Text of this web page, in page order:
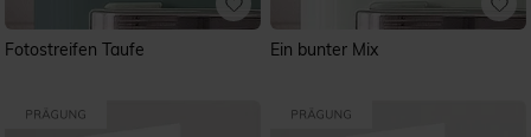
Fotostreifen Taufe Ein bunter Mix